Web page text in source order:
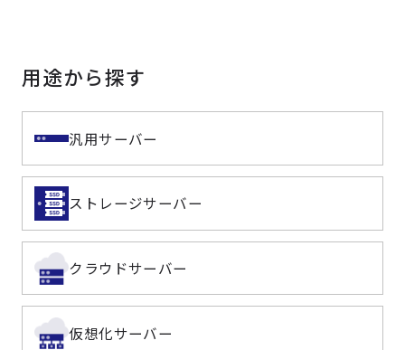
ニュース
サービス
事例
サポート
会社案内
用途から探す
汎用サーバー
ストレージサーバー
クラウドサーバー
仮想化サーバー